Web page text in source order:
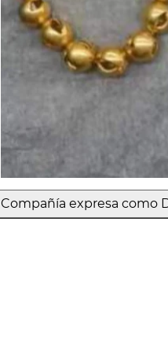
Compañía expresa como